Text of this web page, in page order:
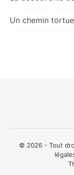
Un chemin
© 2026 - Tout